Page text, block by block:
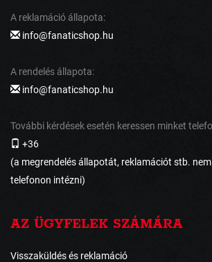
A reklamáció állapota:
info@fanaticshop.hu
A rendelés állapota:
info@fanaticshop.hu
További kérdések esetén keressen minket
+36
(a megrendelés állapotát, reklamációt stb.
telefonon intézni)
AZ ÜGYFELEK SZÁMÁRA
Visszaküldés és reklamáció